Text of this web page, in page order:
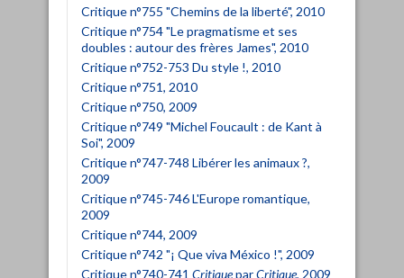
Critique n°755 "Chemins de la liberté", 2010
Critique n°754 "Le pragmatisme et ses
doubles : autour des frères James", 2010
Critique n°752-753 Du style !, 2010
Critique n°751, 2010
Critique n°750, 2009
Critique n°749 "Michel Foucault : de Kant à
Soi", 2009
Critique n°747-748 Libérer les animaux ?,
2009
Critique n°745-746 L'Europe romantique,
2009
Critique n°744, 2009
Critique n°742 "¡ Que viva México !", 2009
Critique n°740-741 CritiqueparCritique, 2009